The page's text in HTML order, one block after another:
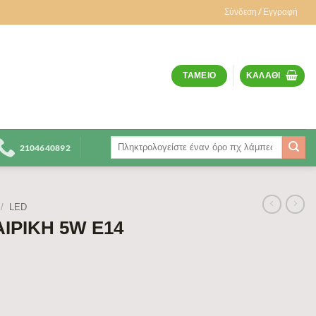
Σύνδεση / Εγγραφή
ΤΑΜΕΊΟ ΚΑΛΆΘΙ
2104640892
Αναζήτηση
/ LED
5W Ε14